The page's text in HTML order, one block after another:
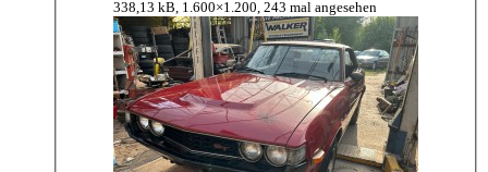
338,13 kB, 1.600×1.200, 243 mal angesehen